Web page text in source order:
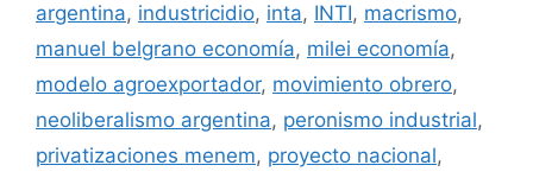
argentina, industricidio, inta, INTI, macrismo,
manuel belgrano economía, milei economía,
modelo agroexportador, movimiento obrero,
neoliberalismo argentina, peronismo industrial,
privatizaciones menem, proyecto nacional,